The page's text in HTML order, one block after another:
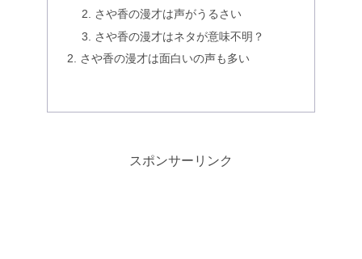
さや香の漫才は声がうるさい
さや香の漫才はネタが意味不明？
さや香の漫才は面白いの声も多い
スポンサーリンク